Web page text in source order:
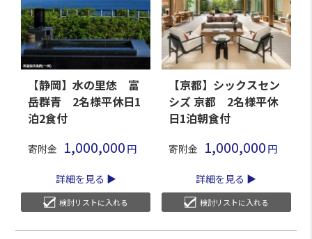
【静岡】水の里恷 富
岳群青 2名様平休日1
泊2食付
寄附金 1,000,000
詳細を見る
検討リストに入れる
【京都】シックスセン
シズ 京都 2名様平休
日1泊朝食付
寄附金 1,000,000
詳細を見る
検討リストに入れる